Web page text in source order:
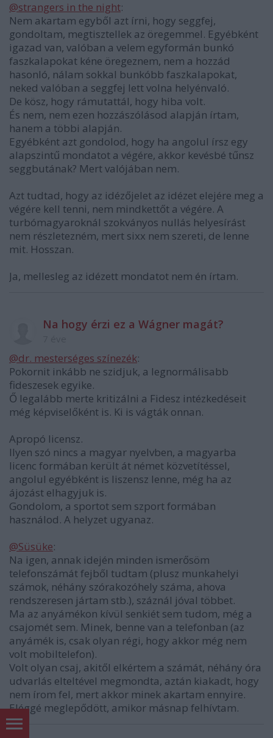
@strangers in the night:
Nem akartam egyből azt írni, hogy seggfej,
gondoltam, megtisztellek az öregemmel. Egyébként
igazad van, valóban a velem egyformán bunkó
faszkalapokat kéne öregeznem, nem a hozzád
hasonló, nálam sokkal bunkóbb faszkalapokat,
neked valóban a seggfej lett volna helyénvaló.
De kösz, hogy rámutattál, hogy hiba volt.
És nem, nem ezen hozzászólásod alapján írtam,
hanem a többi alapján.
Egyébként azt gondolod, hogy ha angolul írsz egy
alapszintű mondatot a végére, akkor kevésbé tűnsz
seggbutának? Mert valójában nem.
Azt tudtad, hogy az idézőjelet az idézet elejére meg a
végére kell tenni, nem mindkettőt a végére. A
turbómagyaroknál szokványos nullás helyesírást
nem részletezném, mert sixx nem szereti, de lenne
mit. Hosszan.
Ja, mellesleg az idézett mondatot nem én írtam.
Na hogy érzi ez a Wágner magát?
@dr. mesterséges színezék:
Pokornit inkább ne szidjuk, a legnormálisabb
fideszesek egyike.
Ő legalább merte kritizálni a Fidesz intézkedéseit
még képviselőként is. Ki is vágták onnan.
Apropó licensz.
Ilyen szó nincs a magyar nyelvben, a magyarba
licenc formában került át német közvetítéssel,
angolul egyébként is liszensz lenne, még ha az
ájozást elhagyjuk is.
Gondolom, a sportot sem szport formában
használod. A helyzet ugyanaz.
@Süsüke:
Na igen, annak idején minden ismerősöm
telefonszámát fejből tudtam (plusz munkahelyi
számok, néhány szórakozóhely száma, ahova
rendszeresen jártam stb.), száznál jóval többet.
Ma az anyámékon kívül senkiét sem tudom, még a
csajomét sem. Minek, benne van a telefonban (az
anyámék is, csak olyan régi, hogy akkor még nem
volt mobiltelefon).
Volt olyan csaj, akitől elkértem a számát, néhány óra
udvarlás elteltével megmondta, aztán kiakadt, hogy
nem írom fel, mert akkor minek akartam ennyire.
Eléggé meglepődött, amikor másnap felhívtam.